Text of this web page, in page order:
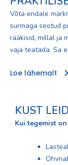
Võta endale
surmaga seotud
rääkisid, millal ja
vaja teatada. Sa
Loe lähemalt
KUST
Kui tegemist